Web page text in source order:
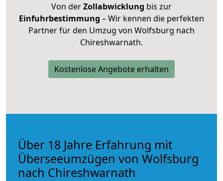
Von derZollabwicklung bis zur
Einfuhrbestimmung – Wir kennen die perfekten
Partner für den Umzug von Wolfsburg nach
Chireshwarnath.
Kostenlose Angebote erhalten
Über 18 Jahre Erfahrung mit
Überseeumzügen von Wolfsburg
nach Chireshwarnath